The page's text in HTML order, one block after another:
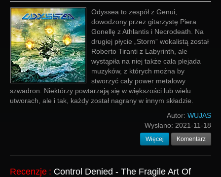
Odyssea to zespół z Genui,
dowodzony przez gitarzystę Piera
Gonellę z Athlantis i Necrodeath. Na
drugiej płycie „Storm” wokalistą został
Roberto Tiranti z Labyrinth, ale
wystąpiła na niej także cała plejada
muzyków, z których można by
stworzyć cały power metalowy
szwadron. Niektórzy powtarzają się w większości lub wielu
utworach, ale i tak, każdy został nagrany w innym składzie.
Autor: WUJAS
Wysłano: 2021-11-18
Więcej Komentarz
Recenzje : Control Denied - The Fragile Art Of